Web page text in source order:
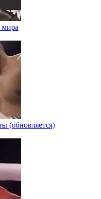
(обновляется)